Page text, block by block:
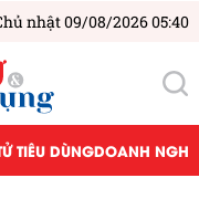
nhật 09/08/2026 05:40
TIÊU DÙNGDOANH